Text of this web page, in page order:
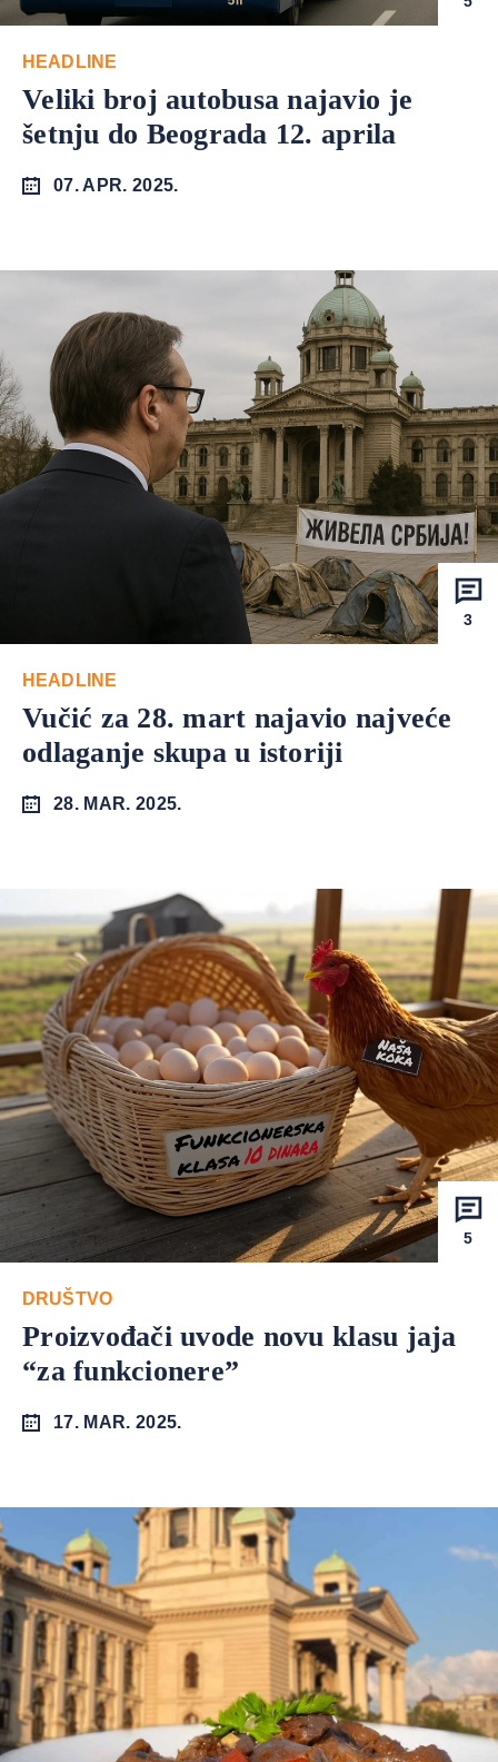
HEADLINE
Veliki broj autobusa najavio je
šetnju do Beograda 12. aprila
07. APR. 2025.
3
HEADLINE
Vučić za 28. mart najavio najveće
odlaganje skupa u istoriji
28. MAR. 2025.
5
DRUŠTVO
Proizvođači uvode novu klasu jaja
“za funkcionere”
17. MAR. 2025.